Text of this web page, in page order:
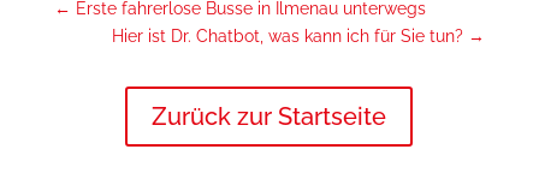
← Erste fahrerlose Busse in Ilmenau unterwegs
Hier ist Dr. Chatbot, was kann ich für Sie tun? →
Zurück zur Startseite